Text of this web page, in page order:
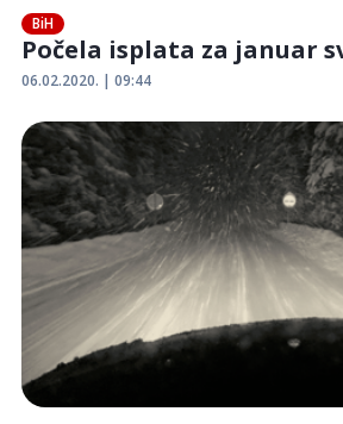
BiH
Počela isplata za januar
06.02.2020. | 09:44